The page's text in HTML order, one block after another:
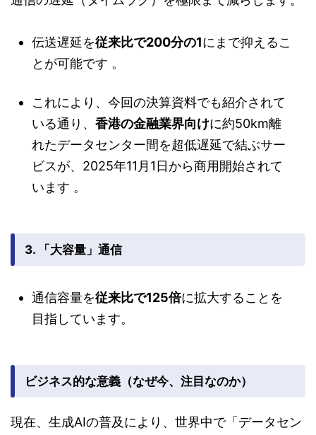
伝送遅延を従来比で200分の1にまで抑えるこ
とが可能です 。
これにより、今回の決算資料でも紹介されて
いる通り、 香港の金融業界向けに約50km離
れたデータセンター間を超低遅延で結ぶサー
ビスが、2025年11月1日から商用開始されて
います 。
3. 「大容量」通信
通信容量を従来比で125倍に拡大することを
目指しています。
ビジネス的な意義（なぜ今、注目なのか）
現在、生成AIの普及により、世界中で「データセン